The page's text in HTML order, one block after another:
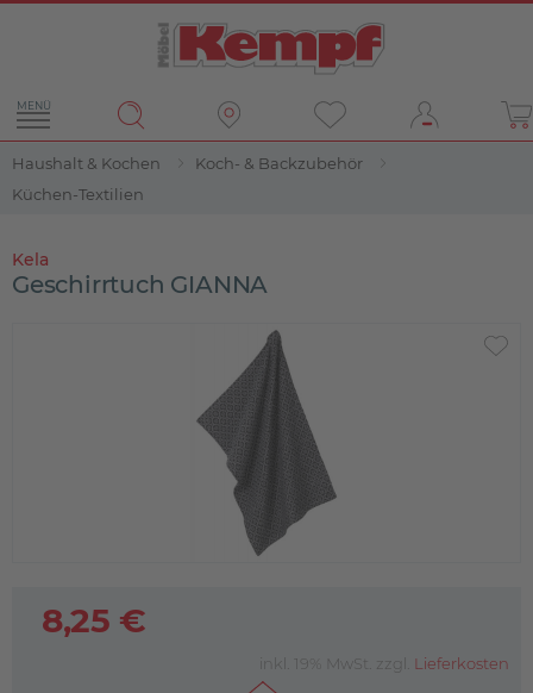
MENÜ
Haushalt & Kochen
Koch- & Backzubehör
Küchen-Textilien
Kela
Geschirrtuch GIANNA
8,25 €
inkl. 19% MwSt. zzgl. Lieferkosten